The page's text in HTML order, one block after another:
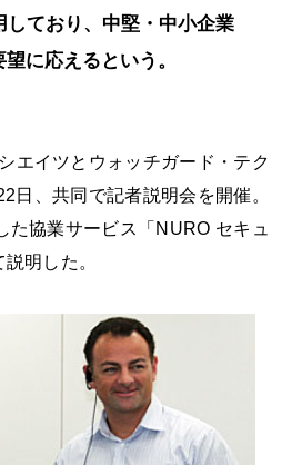
しており、中堅・中小企業
に応えるという。
エイツとウォッチガード・テク
日、共同で記者説明会を開催。
た協業サービス「NURO セキュ
明した。